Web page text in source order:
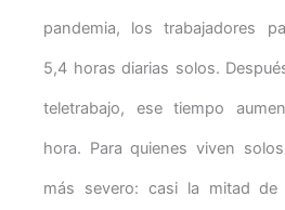
pandemia, los trabajadores
5,4 horas diarias solos.
teletrabajo, ese tiempo
hora. Para quienes viven
más severo: casi la mitad